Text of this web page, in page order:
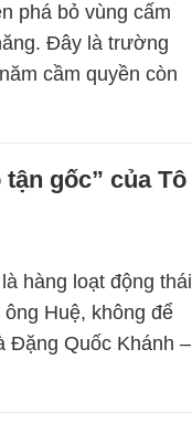
phá bỏ vùng cấm
Đây là trường
cầm quyền còn
gốc” của Tô
hàng loạt động thái
Huệ, không để
Đặng Quốc Khánh –